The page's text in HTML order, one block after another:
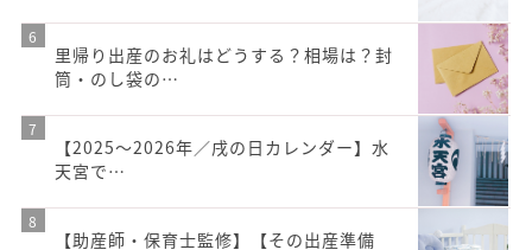
里帰り出産のお礼はどうする？相場は？封
筒・のし袋の…
【2025〜2026年／戌の日カレンダー】水
天宮で…
【助産師・保育士監修】【その出産準備